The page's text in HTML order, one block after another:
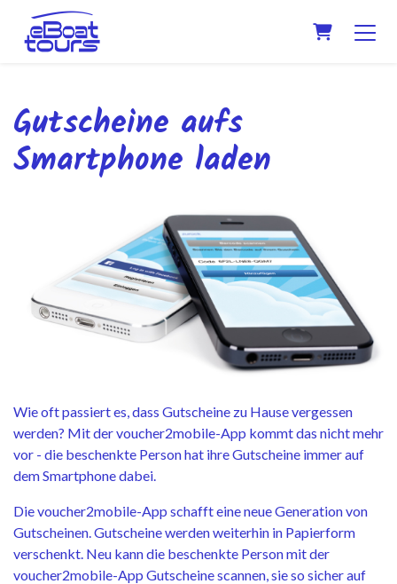
Gutscheine aufs
Smartphone laden
Wie oft passiert es, dass Gutscheine zu Hause vergessen
werden? Mit der voucher2mobile-App kommt das nicht mehr
vor - die beschenkte Person hat ihre Gutscheine immer auf
dem Smartphone dabei.
Die voucher2mobile-App schafft eine neue Generation von
Gutscheinen. Gutscheine werden weiterhin in Papierform
verschenkt. Neu kann die beschenkte Person mit der
voucher2mobile-App Gutscheine scannen, sie so sicher auf